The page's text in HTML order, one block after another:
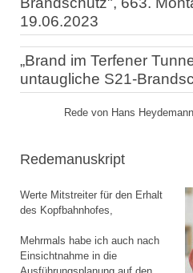
19.06.2023
„Brand im Terfener
untaugliche S21-
Rede von Hans
Redemanuskript
Werte Mitstreiter für den Erhalt
des Kopfbahnhofes,
Mehrmals habe ich auch nach
Einsichtnahme in die